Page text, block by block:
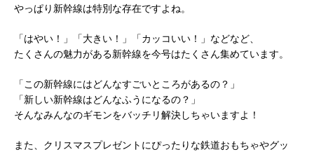
やっぱり新幹線は特別な存在ですよね。
「はやい！」「大きい！」「カッコいい！」などなど、
たくさんの魅力がある新幹線を今号はたくさん集めています。
「この新幹線にはどんなすごいところがあるの？」
「新しい新幹線はどんなふうになるの？」
そんなみんなのギモンをバッチリ解決しちゃいますよ！
また、クリスマスプレゼントにぴったりな鉄道おもちゃやグッ